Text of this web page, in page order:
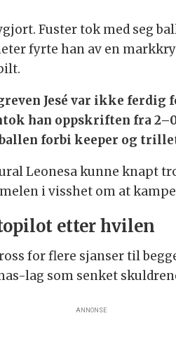
Fuster tok med seg
fyrte han av en
Jesé var ikke ferdig
han oppskriften fra
forbi keeper og
Leonesa kunne knapt
i visshet om at
ANNONSE
etter hvilen
for flere sjanser til
lag som senket